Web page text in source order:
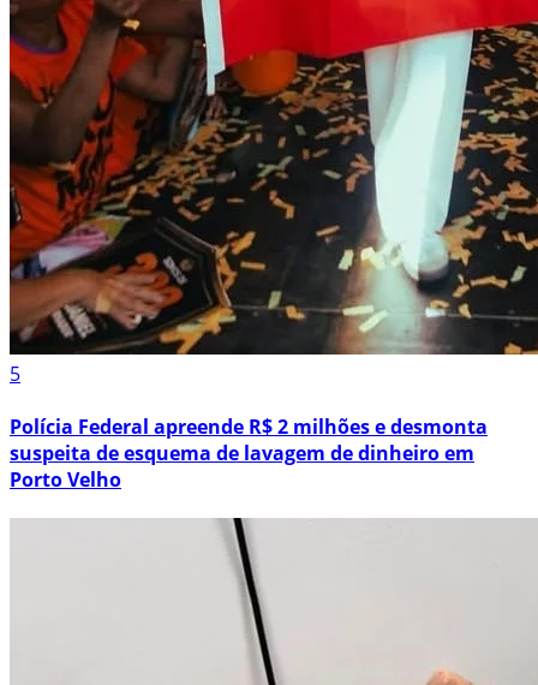
5
Polícia Federal apreende R$ 2 milhões e desmonta
suspeita de esquema de lavagem de dinheiro em
Porto Velho